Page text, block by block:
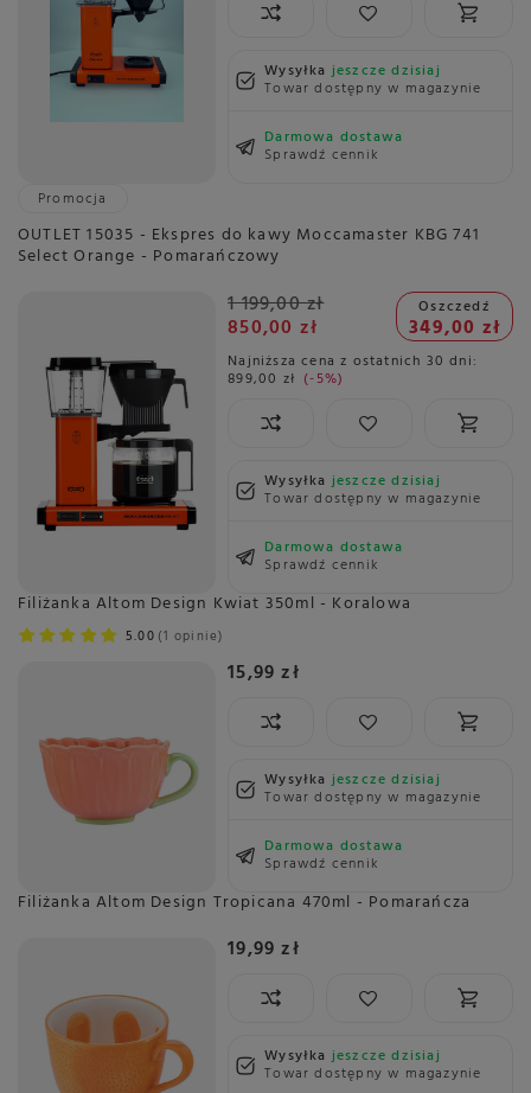
Wysyłkajeszcze dzisiaj
Towar dostępny w magazynie
Darmowa dostawa
Sprawdź cennik
Promocja
OUTLET 15035 - Ekspres do kawy Moccamaster KBG 741
Select Orange - Pomarańczowy
1 199,00 zł
850,00 zł
Oszczedź
349,00 zł
Najniższa cena z ostatnich 30 dni:
899,00 zł -5%
Wysyłkajeszcze dzisiaj
Towar dostępny w magazynie
Darmowa dostawa
Sprawdź cennik
Filiżanka Altom Design Kwiat 350ml - Koralowa
5.00 1 opinie
15,99 zł
Wysyłkajeszcze dzisiaj
Towar dostępny w magazynie
Darmowa dostawa
Sprawdź cennik
Filiżanka Altom Design Tropicana 470ml - Pomarańcza
19,99 zł
Wysyłkajeszcze dzisiaj
Towar dostępny w magazynie